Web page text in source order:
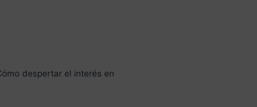
despertar el interés en